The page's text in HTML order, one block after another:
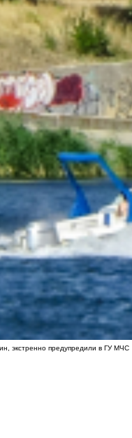
экстренно предупредили в ГУ МЧС